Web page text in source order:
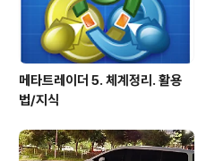
메타트레이더 5. 체계정리. 활용
법/지식